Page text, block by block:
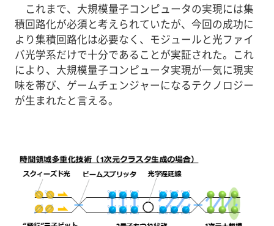
これまで、大規模量子コンピュータの実現には集
積回路化が必須と考えられていたが、今回の成功に
より集積回路化は必要なく、モジュールと光ファイ
バ光学系だけで十分であることが実証された。これ
により、大規模量子コンピュータ実現が一気に現実
味を帯び、ゲームチェンジャーになるテクノロジー
が生まれたと言える。